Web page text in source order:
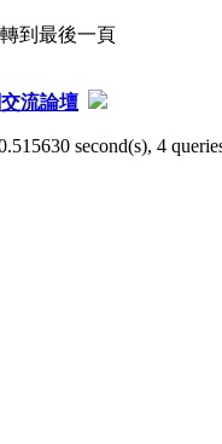
到最後一頁
流論壇
second(s), 4